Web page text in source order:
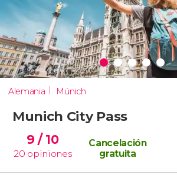
Alemania Múnich
Munich City Pass
9 / 10
20 opiniones
Cancelación
gratuita